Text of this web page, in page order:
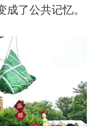
了公共记忆。